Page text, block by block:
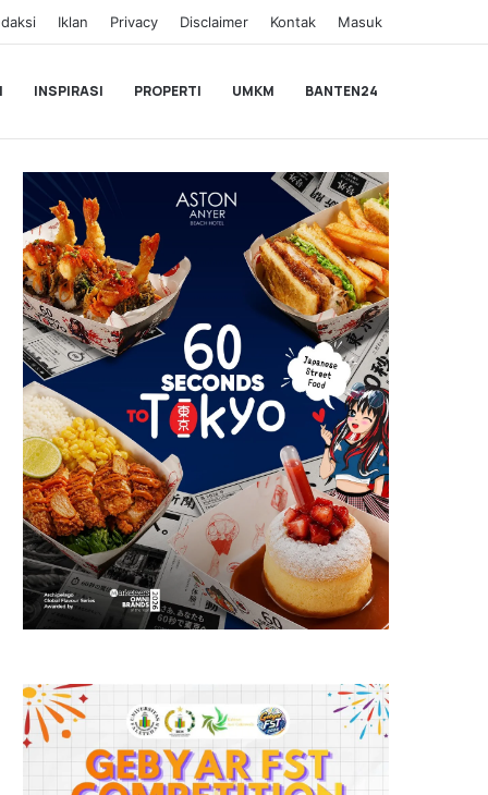
Iklan Privacy Disclaimer Kontak Masuk
INSPIRASI PROPERTI UMKM BANTEN24